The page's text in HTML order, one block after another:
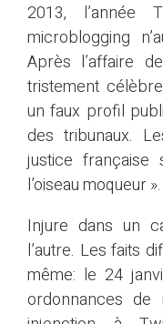
2013, l’année
microblogging
Après l’affaire
tristement
un faux profil
des tribunaux.
justice française
l’oiseau moqueur ».
Injure dans un
l’autre. Les faits
même: le 24
ordonnances